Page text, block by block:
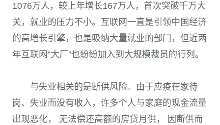
1076万人，较上年增长167万人，首次突破千万大
关，就业的压力不小。互联网一直是引领中国经济
的高增长引擎，也是吸纳大量就业的部门，但近两
年互联网“大厂”也纷纷加入到大规模裁员的行列。
与失业相关的是断供风险。由于应疫在家待
岗、失业而没有收入，许多个人与家庭的现金流量
出现恶化， 无法偿还高额的房贷月供， 因断供而